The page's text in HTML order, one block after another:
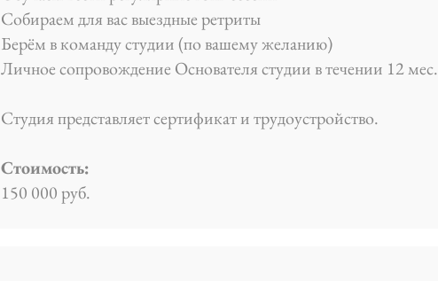
Собираем для вас выездные ретриты
Берём в команду студии (по вашему желанию)
Личное сопровождение Основателя студии в течении 12 мес.
Студия представляет сертификат и трудоустройство.
Стоимость:
150 000 руб.